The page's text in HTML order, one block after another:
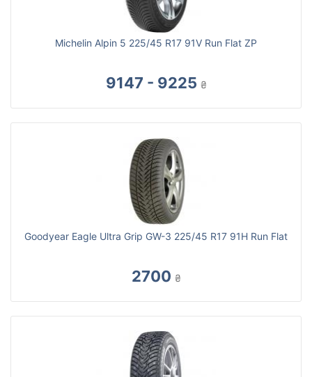
Michelin Alpin 5 225/45 R17 91V Run Flat ZP
9147 - 9225 ₴
Goodyear Eagle Ultra Grip GW-3 225/45 R17 91H Run Flat
2700 ₴